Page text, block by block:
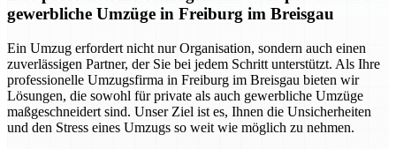
gewerbliche Umzüge in Freiburg im Breisgau
Ein Umzug erfordert nicht nur Organisation, sondern auch einen
zuverlässigen Partner, der Sie bei jedem Schritt unterstützt. Als Ihre
professionelle Umzugsfirma in Freiburg im Breisgau bieten wir
Lösungen, die sowohl für private als auch gewerbliche Umzüge
maßgeschneidert sind. Unser Ziel ist es, Ihnen die Unsicherheiten
und den Stress eines Umzugs so weit wie möglich zu nehmen.